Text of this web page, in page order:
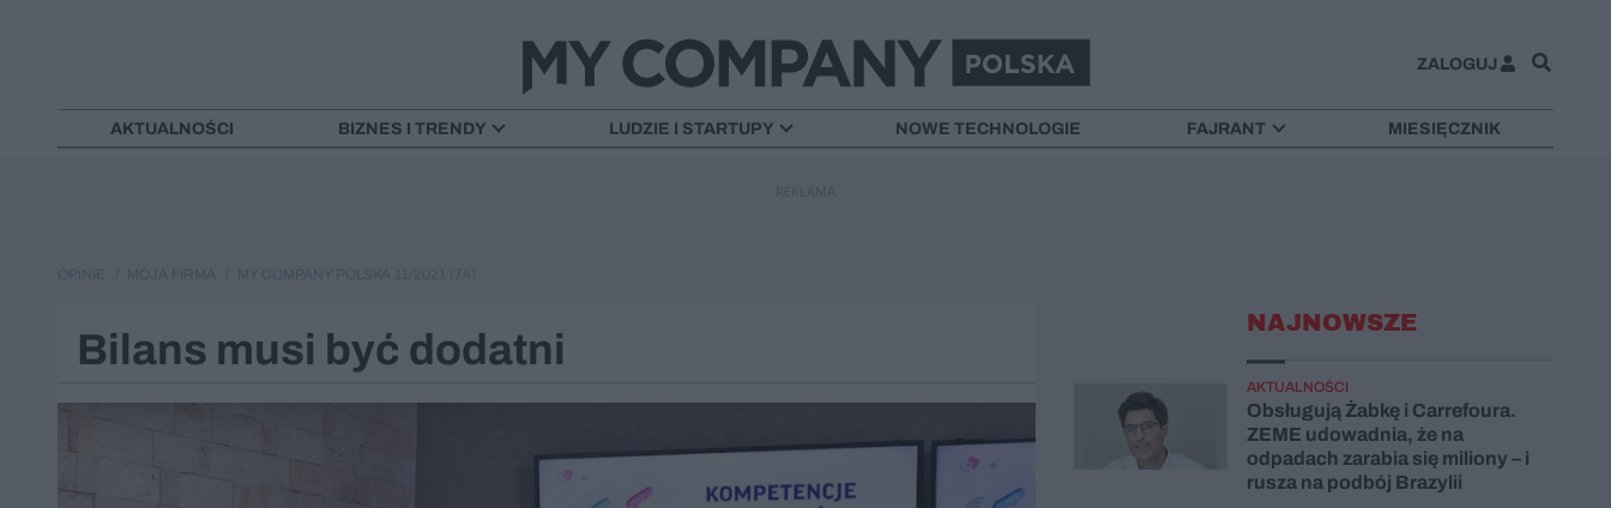
ZALOGUJ
AKTUALNOŚCI BIZNES I TRENDY LUDZIE I STARTUPY NOWE TECHNOLOGIE FAJRANT MIESIĘCZNIK
Bilans musi być dodatni
NAJNOWSZE
AKTUALNOŚCI
Obsługują Żabkę i Carrefoura.
ZEME udowadnia, że na
odpadach zarabia się miliony – i
rusza na podbój Brazylii